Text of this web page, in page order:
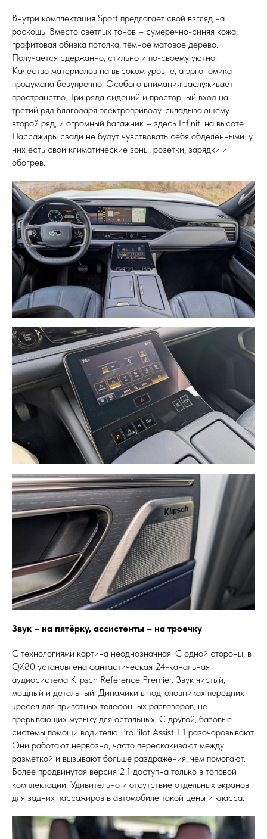
Внутри комплектация Sport предлагает свой взгляд на
роскошь. Вместо светлых тонов – сумеречно-синяя кожа,
графитовая обивка потолка, тёмное матовое дерево.
Получается сдержанно, стильно и по-своему уютно.
Качество материалов на высоком уровне, а эргономика
продумана безупречно. Особого внимания заслуживает
пространство. Три ряда сидений и просторный вход на
третий ряд благодаря электроприводу, складывающему
второй ряд, и огромный багажник – здесь Infiniti на высоте.
Пассажиры сзади не будут чувствовать себя обделёнными: у
них есть свои климатические зоны, розетки, зарядки и
обогрев.
Звук – на пятёрку, ассистенты – на троечку
С технологиями картина неоднозначная. С одной стороны, в
QX80 установлена фантастическая 24-канальная
аудиосистема Klipsch Reference Premier. Звук чистый,
мощный и детальный. Динамики в подголовниках передних
кресел для приватных телефонных разговоров, не
прерывающих музыку для остальных. С другой, базовые
системы помощи водителю ProPilot Assist 1.1 разочаровывают.
Они работают нервозно, часто перескакивают между
разметкой и вызывают больше раздражения, чем помогают.
Более продвинутая версия 2.1 доступна только в топовой
комплектации. Удивительно и отсутствие отдельных экранов
для задних пассажиров в автомобиле такой цены и класса.